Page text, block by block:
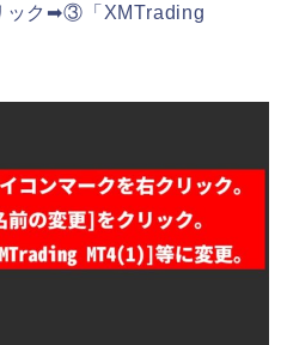
ック➡③「XMTrading